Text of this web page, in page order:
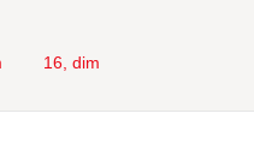
16, dim